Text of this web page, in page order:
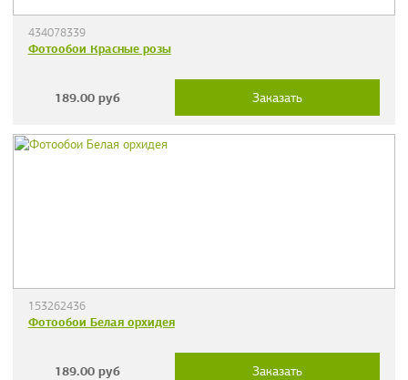
434078339
Фотообои Красные розы
189.00 руб Заказать
153262436
Фотообои Белая орхидея
189.00 руб Заказать